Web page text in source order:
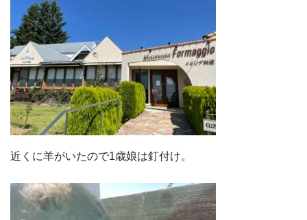
近くに羊がいたので1歳娘は釘付け。